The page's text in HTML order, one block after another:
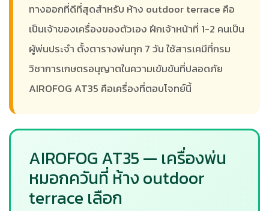
ทางออกที่ดีที่สุดสำหรับ ห้าง outdoor terrace คือ
เป็นเจ้าของเครื่องของตัวเอง ฝึกเจ้าหน้าที่ 1-2 คนเป็น
ผู้พ่นประจำ ตั้งตารางพ่นทุก 7 วัน ใช้สารเคมีที่กรม
วิชาการเกษตรอนุญาตในความเข้มข้นที่ปลอดภัย
AIROFOG AT35 คือเครื่องที่ตอบโจทย์นี้
AIROFOG AT35 — เครื่องพ่น
หมอกควันที่ ห้าง outdoor
terrace เลือก